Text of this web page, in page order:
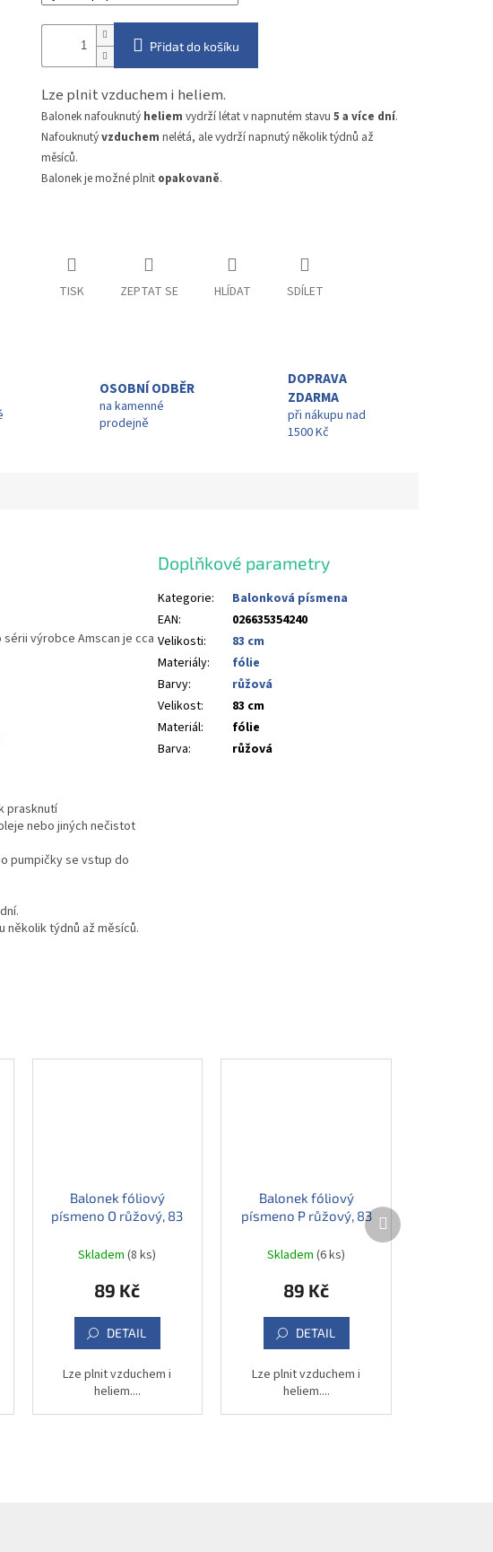
Přidat do košíku
Lze plnit vzduchem i heliem.
Balonek nafouknutý heliem vydrží létat v napnutém stavu 5 a více dní.
Nafouknutývzduchem nelétá, ale vydrží napnutý několik týdnů až
měsíců.
Balonek je možné plnit opakovaně.
TISK ZEPTAT SE HLÍDAT SDÍLET
OSOBNÍ ODBĚR
na kamenné
prodejně
DOPRAVA
ZDARMA
při nákupu nad
1500 Kč
Balonek fóliový
písmeno O růžový, 83
Skladem(8 ks)
89 Kč
DETAIL
Lze plnit vzduchem i
heliem....
Balonek fóliový
písmeno P růžový, 83
Skladem(6 ks)
89 Kč
DETAIL
Lze plnit vzduchem i
heliem....
Další
produkt
výrobce Amscan je cca
prasknutí
nebo jiných nečistot
pumpičky se vstup do
několik týdnů až měsíců.
Doplňkové parametry
Kategorie:
Balonková písmena
EAN:
026635354240
Velikosti:
83 cm
Materiály:
fólie
Barvy:
růžová
Velikost:
83 cm
Materiál:
fólie
Barva: růžová